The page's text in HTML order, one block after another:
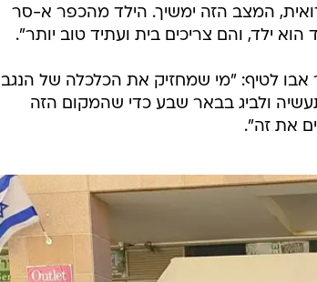
המצב הזה ימשיך. הילד מהכפר א-סר
ילד, והם צריכים בית ועתיד טוב יותר".
לטיף: "מי שמחזיק את הכלכלה של הנגב
ולביג בבאר שבע כדי שהמקום הזה
את זה".